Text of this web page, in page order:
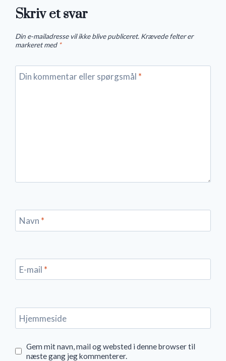
Skriv et svar
Din e-mailadresse vil ikke blive publiceret. Krævede felter er
markeret med *
Din kommentar eller spørgsmål *
Navn *
E-mail *
Hjemmeside
Gem mit navn, mail og websted i denne browser til
næste gang jeg kommenterer.